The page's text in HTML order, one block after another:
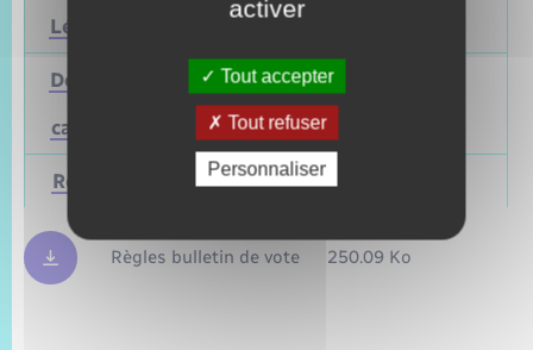
Législatives 2027
Départementales
cantonales)
Mars 2028
Régionales Mars 2028
Règles bulletin de vote 250.09 Ko
activer
Tout accepter
Tout refuser
Personnaliser